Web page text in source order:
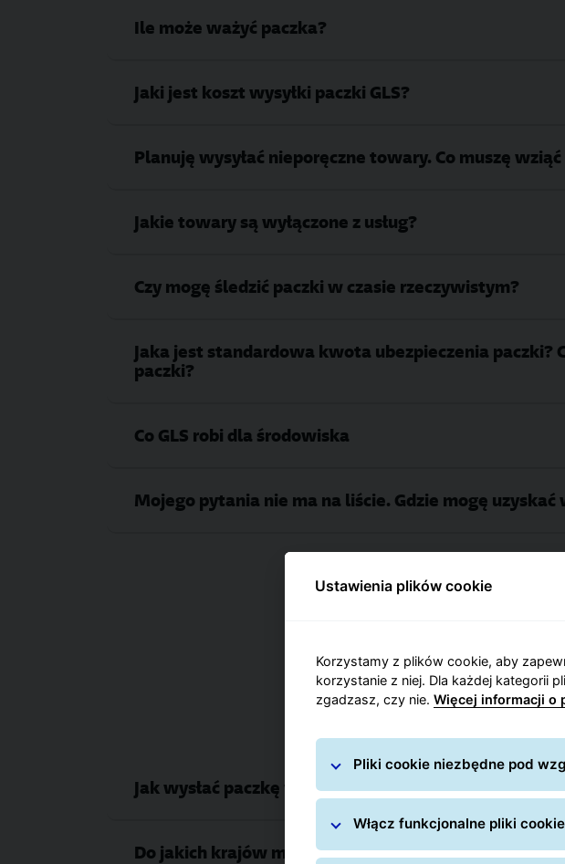
Ile może ważyć paczka?
Jaki jest koszt wysyłki paczki GLS?
Planuję wysyłać nieporęczne towary. Co muszę
Jakie towary są wyłączone z usług?
Czy mogę śledzić paczki w czasie rzeczywistym?
Jaka jest standardowa kwota ubezpieczenia
paczki?
Co GLS robi dla środowiska
Mojego pytania nie ma na liście. Gdzie mogę
Jak wysłać paczkę w GLS?
Do jakich krajów mogę wysłać paczki z punktów
Ustawienia plików cookie
Korzystamy z plików cookie, aby
korzystanie z niej. Dla każdej kategorii
zgadzasz, czy nie. Więcej informacji o
Pliki cookie niezbędne pod
Włącz funkcjonalne pliki cookie